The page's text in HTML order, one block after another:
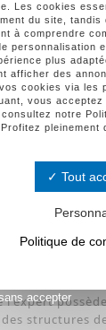
économique
l'expert
structures
Les cookies
du site,
à comprendre
personnalisation
plus
afficher des
cookies via les
vous
notre
Profitez pleinement
Tout
Politique de
accepter